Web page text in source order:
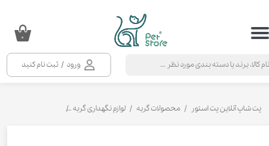
ورود / ثبت نام کنید
حساب کاربری من
خروج از حساب کاربری
۰
پت شاپ آنلاین پت استور محصولات گربه لوازم نگهداری گربه